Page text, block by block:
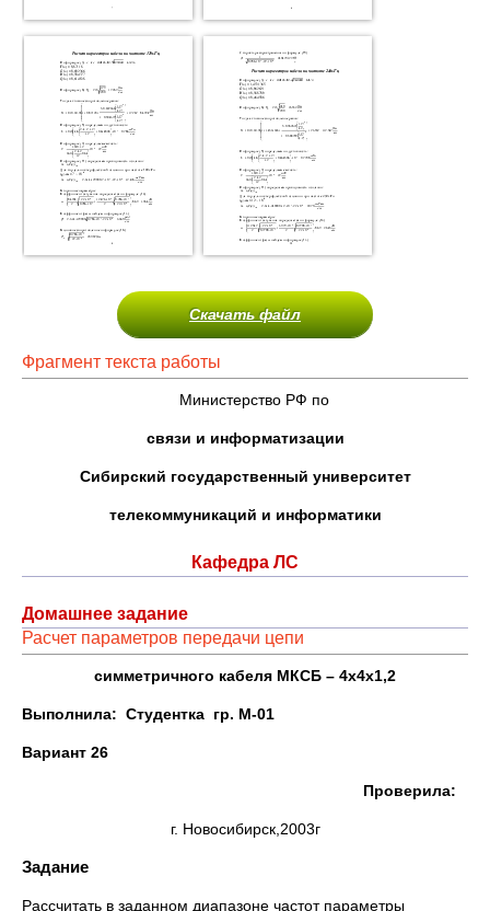
Скачать файл
Фрагмент текста работы
Министерство РФ по
связи и информатизации
Сибирский государственный университет
телекоммуникаций и информатики
Кафедра ЛС
Домашнее задание
Расчет параметров передачи цепи
симметричного кабеля МКСБ – 4х4х1,2
Выполнила: Студентка гр. М-01
Вариант 26
Проверила:
г. Новосибирск,2003г
Задание
Рассчитать в заданном диапазоне частот параметры